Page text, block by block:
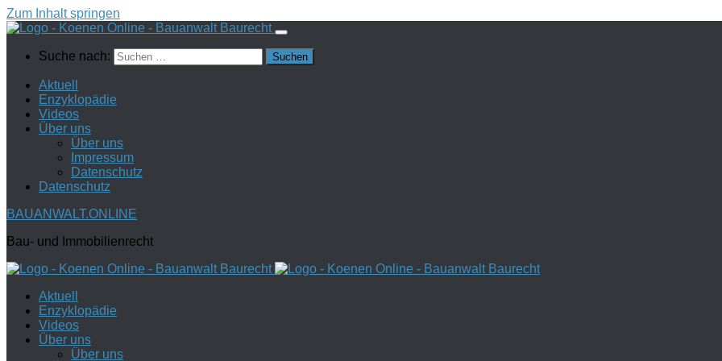
Zum Inhalt springen
Suche nach:
Aktuell
Enzyklopädie
Videos
Über uns
Über uns
Impressum
Datenschutz
Datenschutz
BAUANWALT.ONLINE
Bau- und Immobilienrecht
Aktuell
Enzyklopädie
Videos
Über uns
Über uns